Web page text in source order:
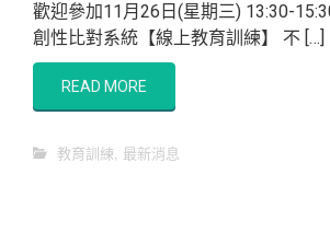
歡迎參加11月26日(星期三) 13:30-
創性比對系統【線上教育訓練】 不 […]
READ MORE
教育訓練, 最新消息